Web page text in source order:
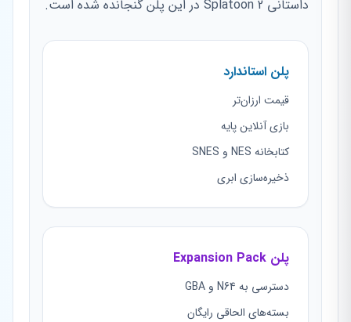
داستانی Splatoon 2 در این پلن گنجانده شده است.
پلن استاندارد
قیمت ارزان‌تر
بازی آنلاین پایه
کتابخانه NES و SNES
ذخیره‌سازی ابری
پلن Expansion Pack
دسترسی به N64 و GBA
بسته‌های الحاقی رایگان